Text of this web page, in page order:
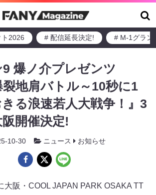
2026 # 配信延長決定! # M-1グラン
爆ノ介プレゼンツ
裂地肩バトル～10秒に1
る浪速若人大戦争！』3
開催決定!
10-30 ニュース お知らせ
大阪・COOL JAPAN PARK OSAKA TT